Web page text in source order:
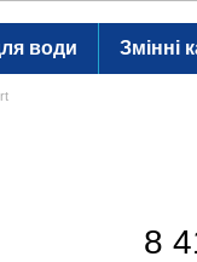
води Змінні
8